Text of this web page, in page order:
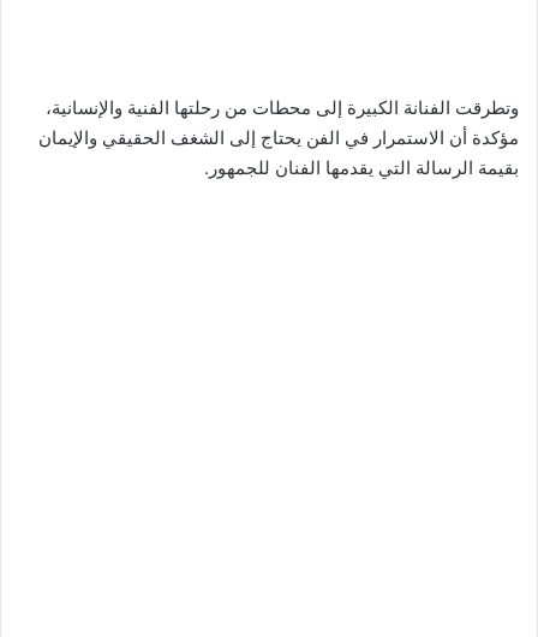
وتطرقت الفنانة الكبيرة إلى محطات من رحلتها الفنية والإنسانية،
مؤكدة أن الاستمرار في الفن يحتاج إلى الشغف الحقيقي والإيمان
بقيمة الرسالة التي يقدمها الفنان للجمهور.